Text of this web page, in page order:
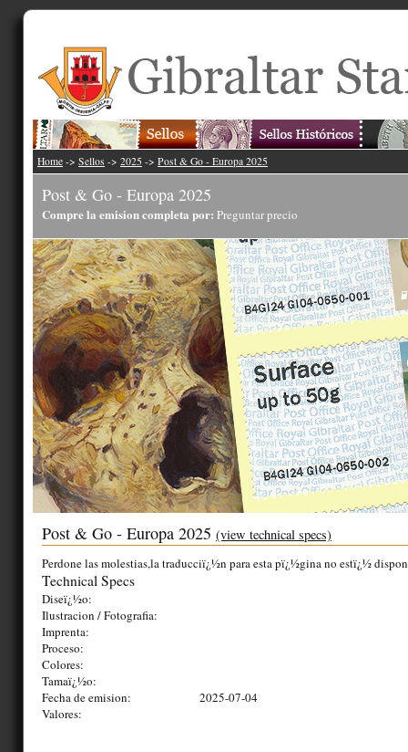
Home -> Sellos -> 2025 -> Post & Go - Europa 2025
Post & Go - Europa 2025
Compre la emision completa por: Preguntar precio
Post & Go - Europa 2025 (view technical specs)
Perdone las molestias,la traducciï¿½n para esta pï¿½gina no estï¿½
Technical Specs
Diseï¿½o:
Ilustracion / Fotografia:
Imprenta:
Proceso:
Colores:
Tamaï¿½o:
Fecha de emision:
2025-07-04
Valores: